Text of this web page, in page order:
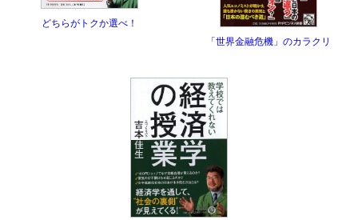
どちらがトクか選べ！
「世界金融危機」のカラクリ